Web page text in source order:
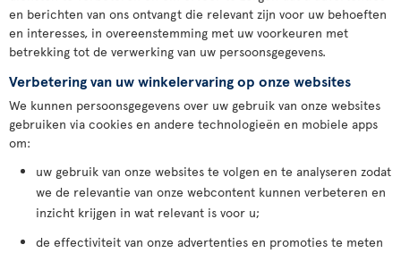
en berichten van ons ontvangt die relevant zijn voor uw behoeften
en interesses, in overeenstemming met uw voorkeuren met
betrekking tot de verwerking van uw persoonsgegevens.
Verbetering van uw winkelervaring op onze websites
We kunnen persoonsgegevens over uw gebruik van onze websites
gebruiken via cookies en andere technologieën en mobiele apps
om:
uw gebruik van onze websites te volgen en te analyseren zodat
we de relevantie van onze webcontent kunnen verbeteren en
inzicht krijgen in wat relevant is voor u;
de effectiviteit van onze advertenties en promoties te meten